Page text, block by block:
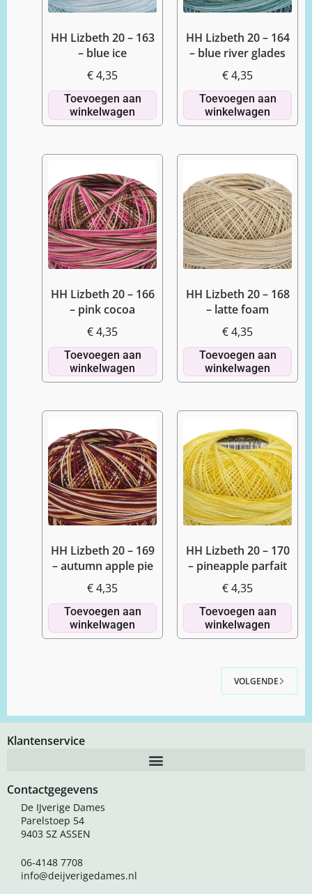
HH Lizbeth 20 – 163
– blue ice
€4,35
Toevoegen aan
winkelwagen
HH Lizbeth 20 – 164
– blue river glades
€4,35
Toevoegen aan
winkelwagen
HH Lizbeth 20 – 166
– pink cocoa
€4,35
Toevoegen aan
winkelwagen
HH Lizbeth 20 – 168
– latte foam
€4,35
Toevoegen aan
winkelwagen
HH Lizbeth 20 – 169
– autumn apple pie
€4,35
Toevoegen aan
winkelwagen
HH Lizbeth 20 – 170
– pineapple parfait
€4,35
Toevoegen aan
winkelwagen
VOLGENDE
Klantenservice
Contactgegevens
De IJverige Dames
Parelstoep 54
9403 SZ ASSEN
06-4148 7708
info@deijverigedames.nl